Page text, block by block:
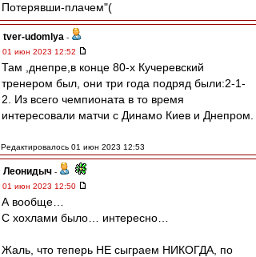
Потерявши-плачем"(
tver-udomlya -
01 июн 2023 12:52
Там ,днепре,в конце 80-х Кучеревский
тренером был, они три года подряд были:2-1-
2. Из всего чемпионата в то время
интересовали матчи с Динамо Киев и Днепром.
Редактировалось 01 июн 2023 12:53
Леонидыч -
01 июн 2023 12:50
А вообще…
С хохлами было… интересно…
Жаль, что теперь НЕ сыграем НИКОГДА, по